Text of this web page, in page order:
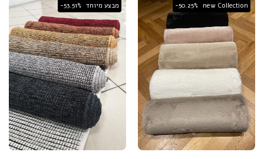
new Collection
-50.25% מבצע מיוחד -53.51%